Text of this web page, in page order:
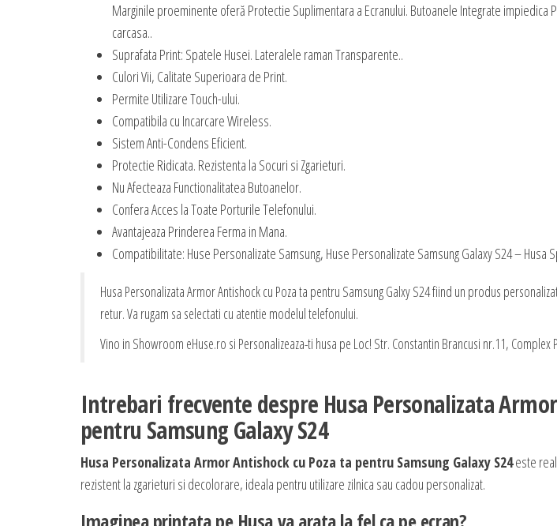
Marginile proeminente oferă Protectie Suplimentara a Ecranului. Butoanele Integrate impiedica
carcasa..
Suprafata Print: Spatele Husei. Lateralele raman Transparente..
Culori Vii, Calitate Superioara de Print.
Permite Utilizare Touch-ului.
Compatibila cu Incarcare Wireless.
Sistem Anti-Condens Eficient.
Protectie Ridicata. Rezistenta la Socuri si Zgarieturi.
Nu Afecteaza Functionalitatea Butoanelor.
Confera Acces la Toate Porturile Telefonului.
Avantajeaza Prinderea Ferma in Mana.
Compatibilitate: Huse Personalizate Samsung, Huse Personalizate Samsung Galaxy S24 – Husa
Husa Personalizata Armor Antishock cu Poza ta pentru Samsung Galxy S24 fiind un produs
retur. Va rugam sa selectati cu atentie modelul telefonului.
Vino in Showroom eHuse.ro si Personalizeaza-ti husa pe Loc! Str. Constantin Brancusi nr.11,
Intrebari frecvente despre Husa Personalizata
pentru Samsung Galaxy S24
Husa Personalizata Armor Antishock cu Poza ta pentru Samsung Galaxy S24este
rezistent la zgarieturi si decolorare, ideala pentru utilizare zilnica sau cadou personalizat.